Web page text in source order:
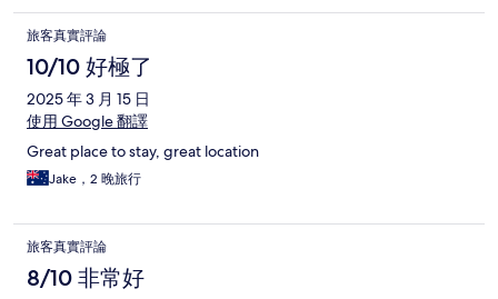
旅客真實評論
10/10 好極了
2025 年 3 月 15 日
使用 Google 翻譯
Great place to stay, great location
Jake，2 晚旅行
旅客真實評論
8/10 非常好